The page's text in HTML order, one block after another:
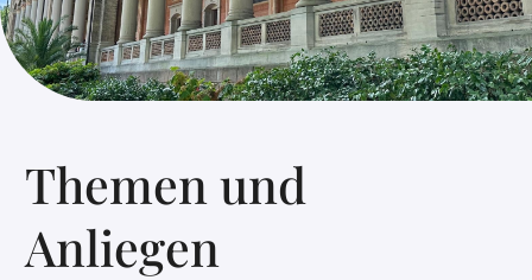
Themen und
Anliegen